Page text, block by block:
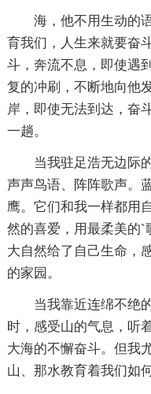
海，他不用生动的
育我们，人生来就要奋
斗，奔流不息，即使遇
复的冲刷，不断地向他
岸，即使无法到达，奋
一趟。
当我驻足浩无边际
声声鸟语、阵阵歌声。
鹰。它们和我一样都用
然的喜爱，用最柔美的`
大自然给了自己生命，
的家园。
当我靠近连绵不绝
时，感受山的气息，听
大海的不懈奋斗。但我
山、那水教育着我们如